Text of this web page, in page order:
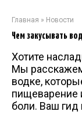
Главная » Новости
Чем закусывать
Хотите
Мы
водке,
пищеварение
боли. Ваш гид